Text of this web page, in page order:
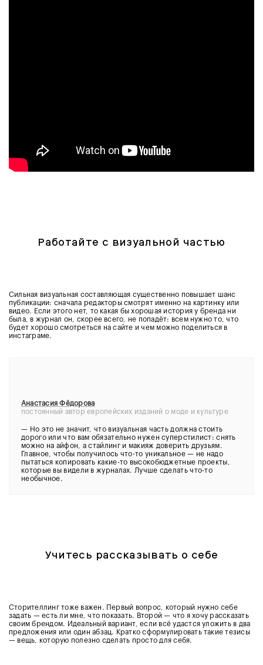
Работайте с визуальной частью
Сильная визуальная составляющая существенно повышает шанс
публикации: сначала редакторы смотрят именно на картинку или
видео. Если этого нет, то какая бы хорошая история у бренда ни
была, в журнал он, скорее всего, не попадёт: всем нужно то, что
будет хорошо смотреться на сайте и чем можно поделиться в
инстаграме.
Анастасия Фёдорова
постоянный автор европейских изданий о моде и культуре
— Но это не значит, что визуальная часть должна стоить
дорого или что вам обязательно нужен суперстилист: снять
можно на айфон, а стайлинг и макияж доверить друзьям.
Главное, чтобы получилось что-то уникальное — не надо
пытаться копировать какие-то высокобюджетные проекты,
которые вы видели в журналах. Лучше сделать что-то
необычное.
Учитесь рассказывать о себе
Сторителлинг тоже важен. Первый вопрос, который нужно себе
задать — есть ли мне, что показать. Второй — что я хочу рассказать
своим брендом. Идеальный вариант, если всё удастся уложить в два
предложения или один абзац. Кратко сформулировать такие тезисы
— вещь, которую полезно сделать просто для себя.